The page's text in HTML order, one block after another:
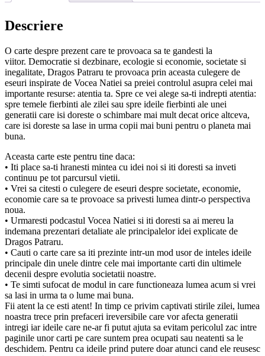
Descriere
O carte despre prezent care te provoaca sa te gandesti la
viitor. Democratie si dezbinare, ecologie si economie, societate si
inegalitate, Dragos Patraru te provoaca prin aceasta culegere de
eseuri inspirate de Vocea Natiei sa preiei controlul asupra celei mai
importante resurse: atentia ta. Spre ce vei alege sa-ti indrepti atentia:
spre temele fierbinti ale zilei sau spre ideile fierbinti ale unei
generatii care isi doreste o schimbare mai mult decat orice altceva,
care isi doreste sa lase in urma copii mai buni pentru o planeta mai
buna.
Aceasta carte este pentru tine daca:
• Iti place sa-ti hranesti mintea cu idei noi si iti doresti sa inveti
continuu pe tot parcursul vietii.
• Vrei sa citesti o culegere de eseuri despre societate, economie,
economie care sa te provoace sa privesti lumea dintr-o perspectiva
noua.
• Urmaresti podcastul Vocea Natiei si iti doresti sa ai mereu la
indemana prezentari detaliate ale principalelor idei explicate de
Dragos Patraru.
• Cauti o carte care sa iti prezinte intr-un mod usor de inteles ideile
principale din unele dintre cele mai importante carti din ultimele
decenii despre evolutia societatii noastre.
• Te simti sufocat de modul in care functioneaza lumea acum si vrei
sa lasi in urma ta o lume mai buna.
Fii atent la ce esti atent! In timp ce privim captivati stirile zilei, lumea
noastra trece prin prefaceri ireversibile care vor afecta generatii
intregi iar ideile care ne-ar fi putut ajuta sa evitam pericolul zac intre
paginile unor carti pe care suntem prea ocupati sau neatenti sa le
deschidem. Pentru ca ideile prind putere doar atunci cand ele reusesc